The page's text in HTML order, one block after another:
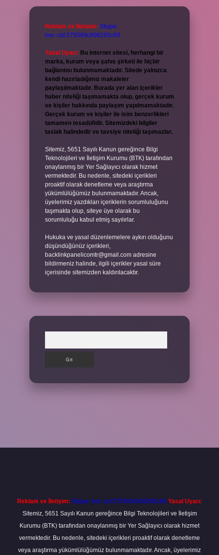
Reklam ve İletişim: Skype:
live:.cid.575569c608265c69
Yasal Uyarı: Bu internet sitesi, herhangi bir
marka, kurum veya şahıs şirketi ile hiçbir
bağlantısı bulunmamaktadır. Sitede yalnızca
kendi hazırladığımız makaleler
paylaşılmaktadır. Burada yer alan içerikler
haber niteliği taşımamakta olup, gerçek kurum
ve kişiler hakkında paylaşım yapılmamaktadır.
Gerçek kurum ve kişiler ile isim benzerlikleri
tamamen tesadüfidir. Sitemizdeki bilgiler
taslak halindedir ve tavsiye niteliği taşımazlar.
Sitemiz, 5651 Sayılı Kanun gereğince Bilgi
Teknolojileri ve İletişim Kurumu (BTK) tarafından
onaylanmış bir Yer Sağlayıcı olarak hizmet
vermektedir. Bu nedenle, sitedeki içerikleri
proaktif olarak denetleme veya araştırma
yükümlülüğümüz bulunmamaktadır. Ancak,
üyelerimiz yazdıkları içeriklerin sorumluluğunu
taşımakta olup, siteye üye olarak bu
sorumluluğu kabul etmiş sayılırlar.
Hukuka ve yasal düzenlemelere aykırı olduğunu
düşündüğünüz içerikleri,
backlinkpanelicomtr@gmail.com adresine
bildirmeniz halinde, ilgili içerikler yasal süre
içerisinde sitemizden kaldırılacaktır.
Reklam ve İletişim: Skype: live:.cid.575569c608265c69 Yasal Uyarı:
Sitemiz, 5651 Sayılı Kanun gereğince Bilgi Teknolojileri ve İletişim
Kurumu (BTK) tarafından onaylanmış bir Yer Sağlayıcı olarak hizmet
vermektedir. Bu nedenle, sitedeki içerikleri proaktif olarak denetleme
veya araştırma yükümlülüğümüz bulunmamaktadır. Ancak, üyelerimiz